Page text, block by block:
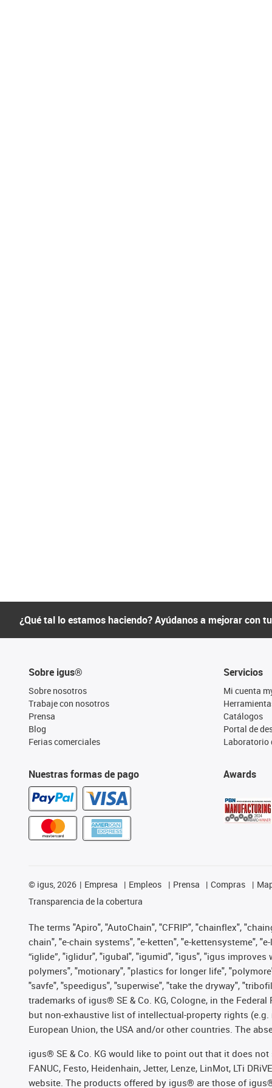
¿Qué tal lo estamos haciendo? Ayúdanos a mejorar con
Sobre igus®
Sobre nosotros
Trabaje con nosotros
Prensa
Blog
Ferias comerciales
Nuestras formas de pago
Servicios
Mi cuenta
Catálogos
Portal de
Laboratorio
Awards
© igus, 2026 Empresa Empleos Prensa Compras
Transparencia de la cobertura
The terms "Apiro", "AutoChain", "CFRIP", "chainflex",
chain", "e-chain systems", "e-ketten", "e-kettensysteme",
“iglide”, "iglidur", "igubal", "igumid", "igus", "igus
polymers", "motionary", "plastics for longer life",
"savfe", "speedigus", "superwise", "take the dryway",
trademarks of igus® SE & Co. KG, Cologne, in the
but non-exhaustive list of intellectual-property rights
European Union, the USA and/or other countries. The
igus® SE & Co. KG would like to point out that it does not
FANUC, Festo, Heidenhain, Jetter, Lenze, LinMot, LTi
website. The products offered by igus® are those of igus®